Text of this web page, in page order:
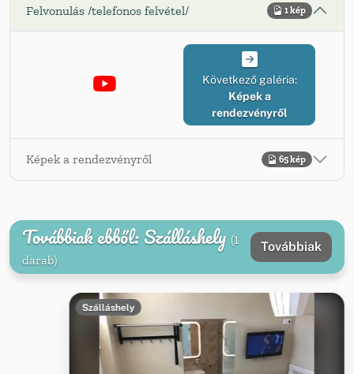
Felvonulás /telefonos felvétel/ 1 kép
Következő galéria:
Képek a
rendezvényről
Képek a rendezvényről 65 kép
Továbbiak ebből: Szálláshely (1
darab)
Továbbiak
Szálláshely